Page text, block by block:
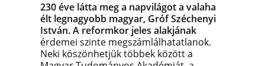
230 éve látta meg a napvilágot a valaha
élt legnagyobb magyar, Gróf Széchenyi
István. A reformkor jeles alakjának
érdemei szinte megszámlálhatatlanok.
Neki köszönhetjük többek között a